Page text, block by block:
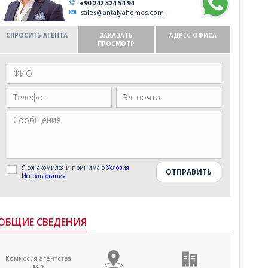
+90 242 324 54 94
sales@antalyahomes.com
СПРОСИТЬ АГЕНТА
ЗАКАЗАТЬ
ПРОСМОТР
АДРЕС ОФИСА
Я ознакомился и принимаю Условия
Использования.
СВЕДЕНИЯ
Комиссия агентства